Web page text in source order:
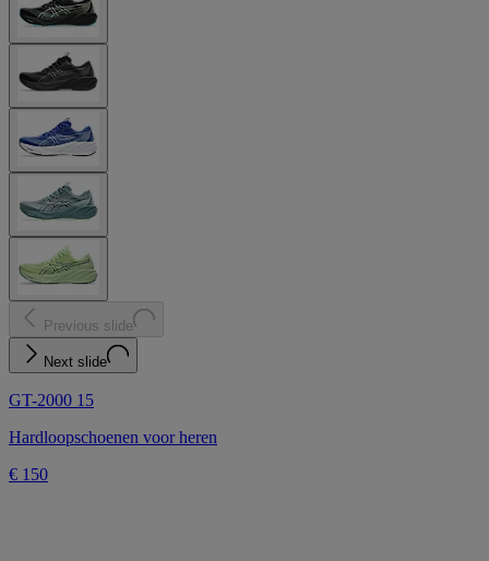
Previous slide
Next slide
GT-2000 15
Hardloopschoenen voor heren
€ 150